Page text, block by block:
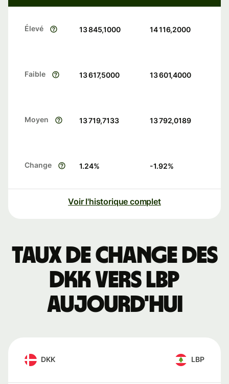
Élevé 13 845,1000 14 116,2000
Faible 13 617,5000 13 601,4000
Moyen 13 719,7133 13 792,0189
Change 1.24% -1.92%
Voir l'historique complet
Taux de change des
DKK vers LBP
aujourd'hui
DKK LBP